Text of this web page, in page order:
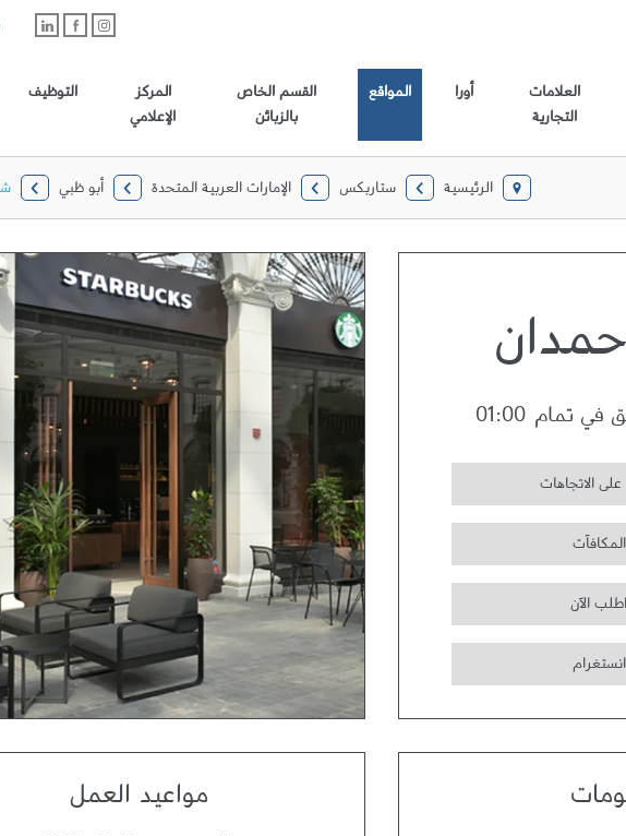
العلامات
التجارية
أورا المواقع
القسم الخاص
بالزبائن
المركز
الإعلامي
التوظيف
الرئيسية ستاربكس الإمارات العربية المتحدة أبو ظبي
في تمام 01:00
الاتجاهات
المكافآت
اطلب الآن
انستغرام
مواعيد العمل